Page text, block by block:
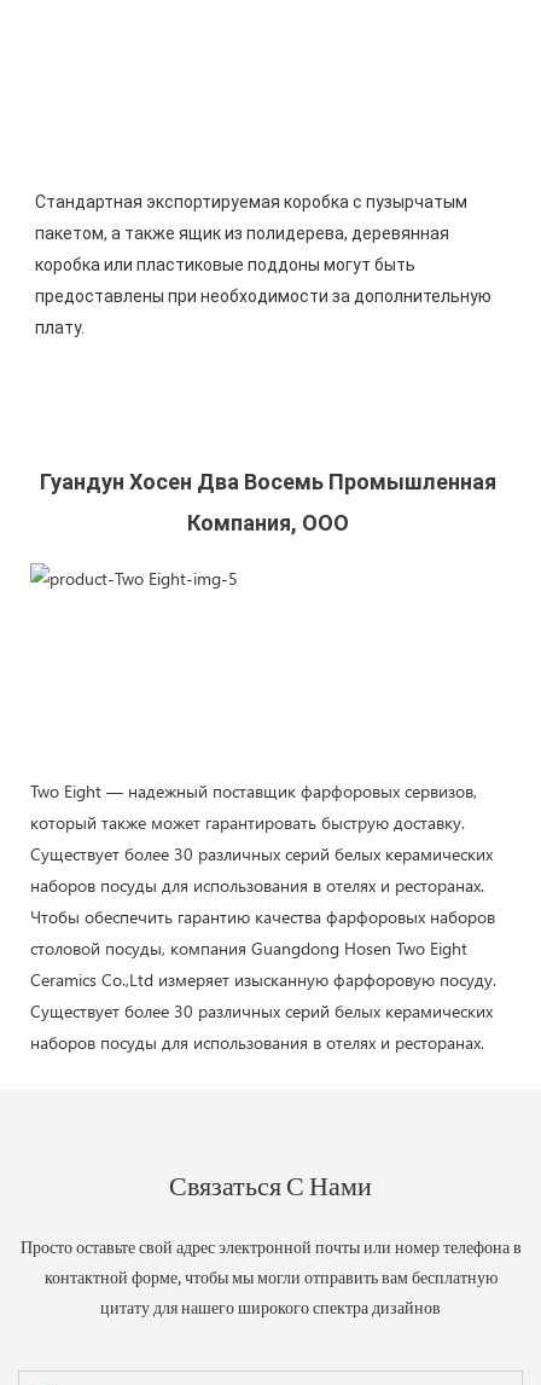
Стандартная экспортируемая коробка с пузырчатым
пакетом, а также ящик из полидерева, деревянная
коробка или пластиковые поддоны могут быть
предоставлены при необходимости за дополнительную
Гуандун Хосен Два Восемь Промышленная
Компания, ООО
Two Eight — надежный поставщик фарфоровых сервизов,
который также может гарантировать быструю доставку.
Существует более 30 различных серий белых керамических
наборов посуды для использования в отелях и ресторанах.
Чтобы обеспечить гарантию качества фарфоровых наборов
столовой посуды, компания Guangdong Hosen Two Eight
Ceramics Co.,Ltd измеряет изысканную фарфоровую посуду.
Существует более 30 различных серий белых керамических
наборов посуды для использования в отелях и ресторанах.
Связаться С Нами
Просто оставьте свой адрес электронной почты или номер телефона в
контактной форме, чтобы мы могли отправить вам бесплатную
цитату для нашего широкого спектра дизайнов